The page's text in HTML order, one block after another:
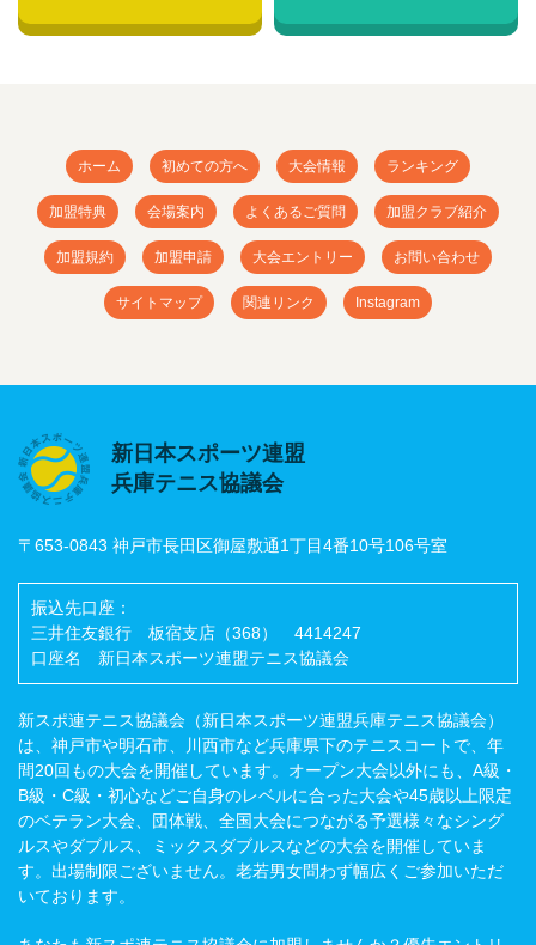
ホーム 初めての方へ 大会情報 ランキング
加盟特典 会場案内 よくあるご質問 加盟クラブ紹介
加盟規約 加盟申請 大会エントリー お問い合わせ
サイトマップ 関連リンク Instagram
新日本スポーツ連盟
兵庫テニス協議会
〒653-0843 神戸市長田区御屋敷通1丁目4番10号106号室
振込先口座：
三井住友銀行 板宿支店（368） 4414247
口座名 新日本スポーツ連盟テニス協議会
新スポ連テニス協議会（新日本スポーツ連盟兵庫テニス協議会）
は、神戸市や明石市、川西市など兵庫県下のテニスコートで、年
間20回もの大会を開催しています。オープン大会以外にも、A級・
B級・C級・初心などご自身のレベルに合った大会や45歳以上限定
のベテラン大会、団体戦、全国大会につながる予選様々なシング
ルスやダブルス、ミックスダブルスなどの大会を開催していま
す。出場制限ございません。老若男女問わず幅広くご参加いただ
いております。